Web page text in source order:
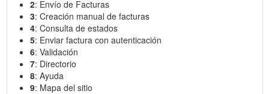
2: Envío de Facturas
3: Creación manual de facturas
4: Consulta de estados
5: Enviar factura con autenticación
6: Validación
7: Directorio
8: Ayuda
9: Mapa del sitio